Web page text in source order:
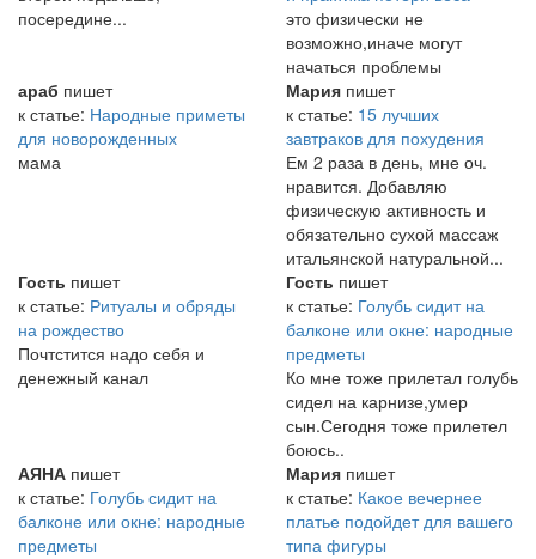
посередине...
это физически не
возможно,иначе могут
начаться проблемы
араб пишет
к статье: Народные приметы
для новорожденных
мама
Мария пишет
к статье: 15 лучших
завтраков для похудения
Ем 2 раза в день, мне оч.
нравится. Добавляю
физическую активность и
обязательно сухой массаж
итальянской натуральной...
Гость пишет
к статье: Ритуалы и обряды
на рождество
Почтстится надо себя и
денежный канал
Гость пишет
к статье: Голубь сидит на
балконе или окне: народные
предметы
Ко мне тоже прилетал голубь
сидел на карнизе,умер
сын.Сегодня тоже прилетел
боюсь..
АЯНА пишет
к статье: Голубь сидит на
балконе или окне: народные
предметы
Мария пишет
к статье: Какое вечернее
платье подойдет для вашего
типа фигуры